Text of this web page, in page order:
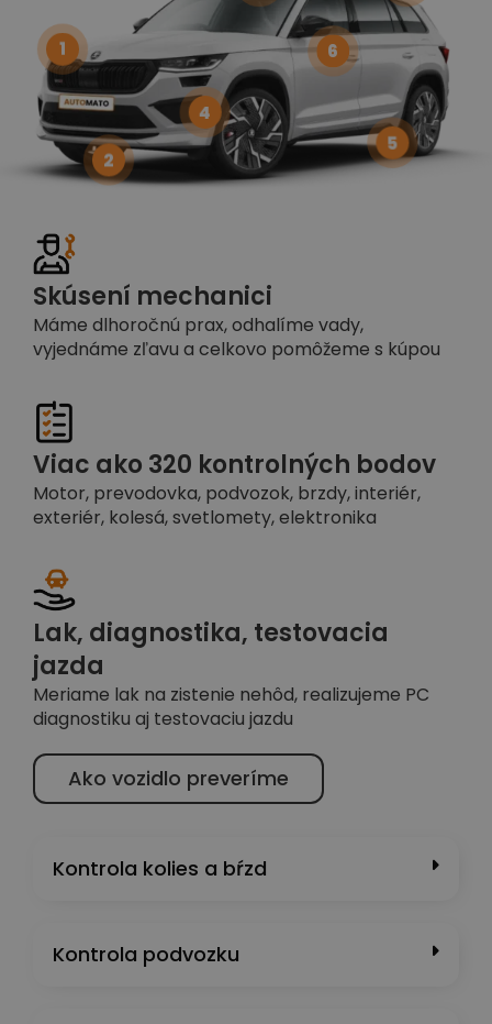
Skúsení mechanici
Máme dlhoročnú prax, odhalíme vady,
vyjednáme zľavu a celkovo pomôžeme s kúpou
Viac ako 320 kontrolných bodov
Motor, prevodovka, podvozok, brzdy, interiér,
exteriér, kolesá, svetlomety, elektronika
Lak, diagnostika, testovacia
jazda
Meriame lak na zistenie nehôd, realizujeme PC
diagnostiku aj testovaciu jazdu
Ako vozidlo preveríme
1
2
4
5
6
Kontrola kolies a bŕzd
Kontrola podvozku